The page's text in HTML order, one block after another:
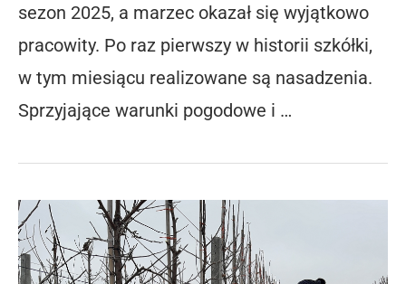
sezon 2025, a marzec okazał się wyjątkowo
pracowity. Po raz pierwszy w historii szkółki,
w tym miesiącu realizowane są nasadzenia.
Sprzyjające warunki pogodowe i …